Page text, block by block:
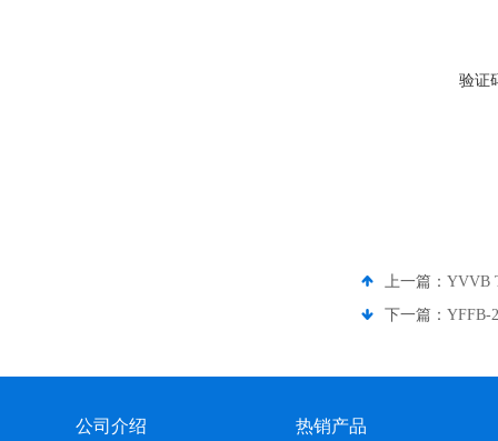
验证
上一篇： YVVB
下一篇： YFFB-
公司介绍 热销产品